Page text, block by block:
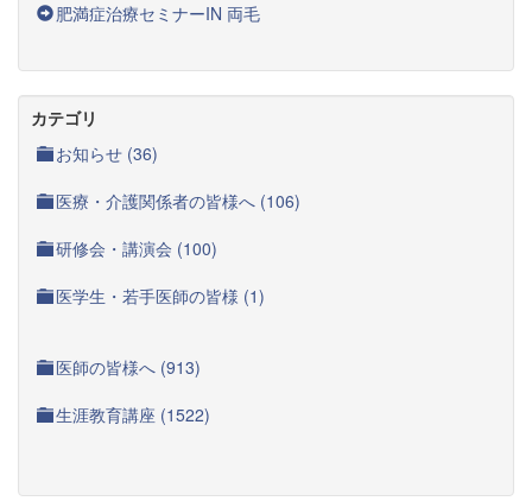
肥満症治療セミナーIN 両毛
カテゴリ
お知らせ (36)
医療・介護関係者の皆様へ (106)
研修会・講演会 (100)
医学生・若手医師の皆様 (1)
医師の皆様へ (913)
生涯教育講座 (1522)